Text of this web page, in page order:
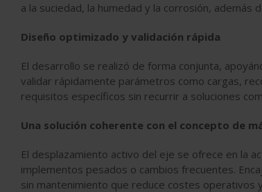
a la suciedad, la humedad y la corrosión,
Diseño optimizado y validación rápida
El desarrollo se realizó de forma conjunta,
validar rápidamente parámetros como cargas,
requisitos específicos sin recurrir a soluciones
Una solución coherente con el concepto de
El desplazamiento activo del eje se ofrece en la
implementos pesados o cambios frecuentes.
sin mantenimiento que reduce costes operativos